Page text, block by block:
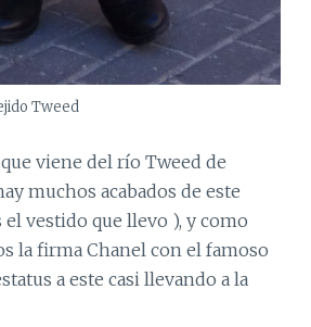
Tweed
viene del río Tweed de
muchos acabados de este
vestido que llevo ), y como
la firma Chanel con el famoso
a este casi llevando a la